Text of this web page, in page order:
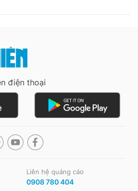
điện thoại
Liên hệ quảng cáo
0908 780 404